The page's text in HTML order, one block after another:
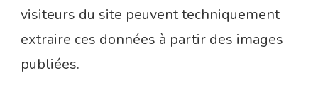
visiteurs du site peuvent techniquement
extraire ces données à partir des images
publiées.